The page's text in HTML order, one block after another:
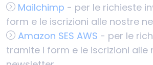
Mailchimp - per le richieste
form e le iscrizioni alle nostre
Amazon SES AWS - per le
tramite i form e le iscrizioni alle